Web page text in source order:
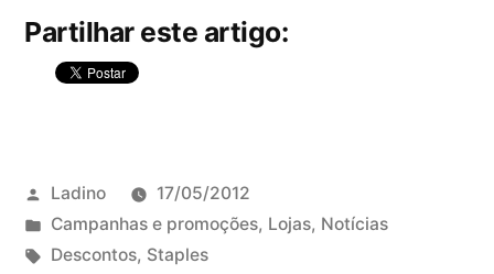
Partilhar este artigo:
Publicado
por
Ladino
17/05/2012
Publicado
em
Campanhas e promoções, Lojas, Notícias
Etiquetas:
Descontos, Staples